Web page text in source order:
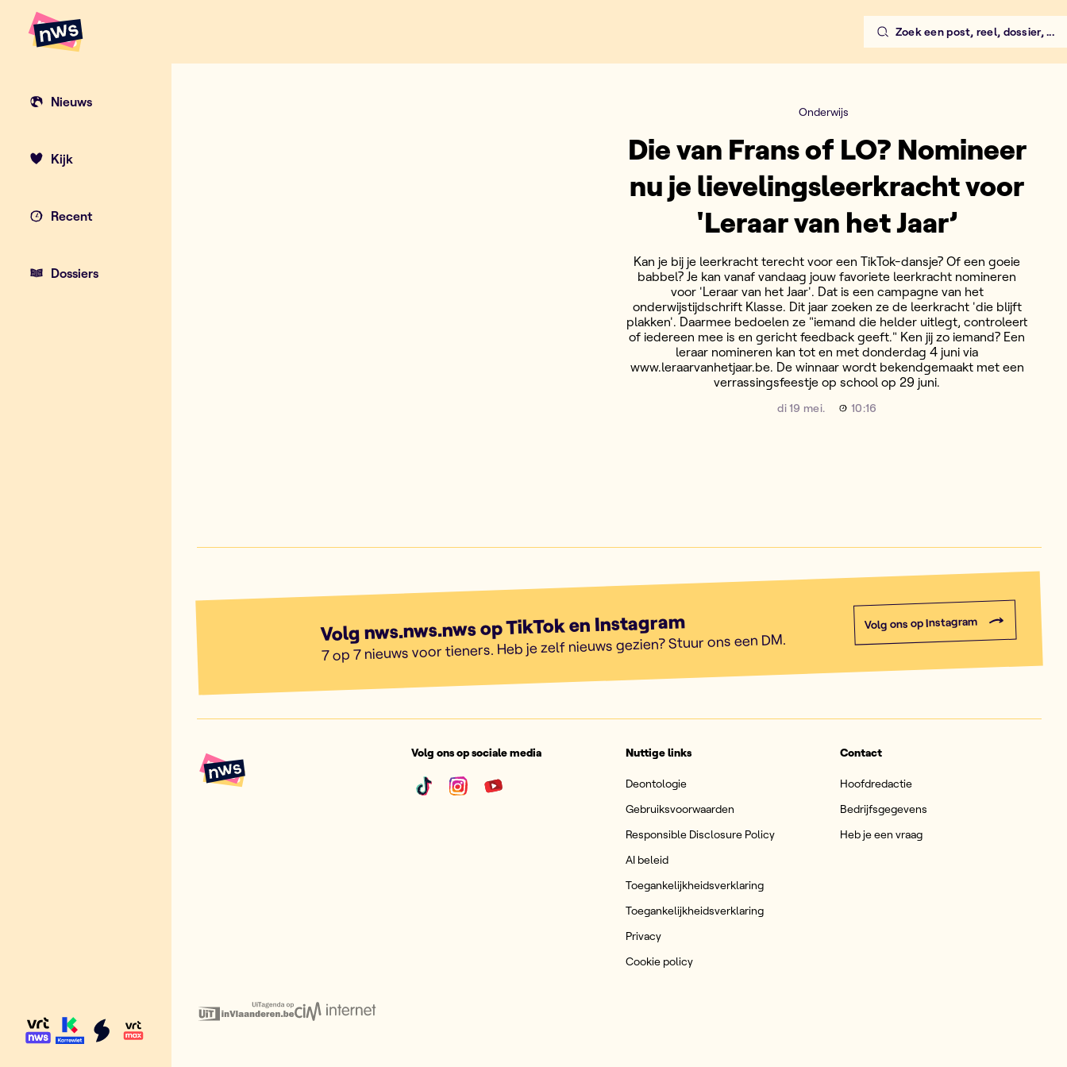
Zoek een post, reel, dossier, ...
Nieuws
Kijk
Recent
Dossiers
Onderwijs
Die van Frans of LO? Nomineer
nu je lievelingsleerkracht voor
'Leraar van het Jaar’
Kan je bij je leerkracht terecht voor een TikTok-dansje? Of een goeie
babbel? Je kan vanaf vandaag jouw favoriete leerkracht nomineren
voor 'Leraar van het Jaar'. Dat is een campagne van het
onderwijstijdschrift Klasse. Dit jaar zoeken ze de leerkracht 'die blijft
plakken'. Daarmee bedoelen ze "iemand die helder uitlegt, controleert
of iedereen mee is en gericht feedback geeft." Ken jij zo iemand? Een
leraar nomineren kan tot en met donderdag 4 juni via
www.leraarvanhetjaar.be. De winnaar wordt bekendgemaakt met een
verrassingsfeestje op school op 29 juni.
di 19 mei. 10:16
Volg nws.nws.nws op TikTok en Instagram
7 op 7 nieuws voor tieners. Heb je zelf nieuws gezien? Stuur ons een DM.
Volg ons op Instagram
Volg ons op sociale media Nuttige links
Deontologie
Gebruiksvoorwaarden
Responsible Disclosure Policy
AI beleid
Toegankelijkheidsverklaring
Toegankelijkheidsverklaring
Privacy
Cookie policy
Contact
Hoofdredactie
Bedrijfsgegevens
Heb je een vraag